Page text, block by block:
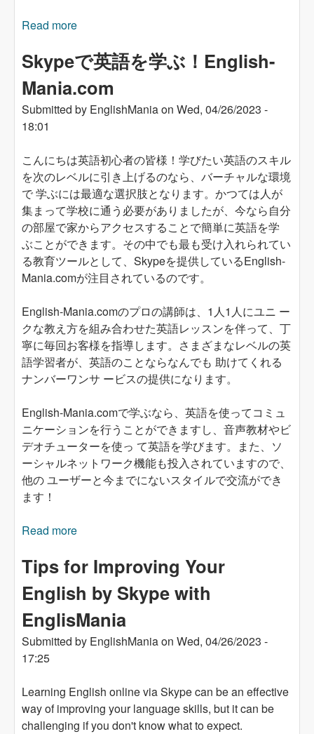
Read more
Skypeで英語を学ぶ！English-
Mania.com
Submitted by EnglishManiaon Wed, 04/26/2023 -
18:01
こんにちは英語初心者の皆様！学びたい英語のスキル
を次のレベルに引き上げるのなら、バーチャルな環境
で 学ぶには最適な選択肢となります。かつては人が
集まって学校に通う必要がありましたが、今なら自分
の部屋で家からアクセスすることで簡単に英語を学
ぶことができます。その中でも最も受け入れられてい
る教育ツールとして、Skypeを提供しているEnglish-
Mania.comが注目されているのです。
English-Mania.comのプロの講師は、1人1人にユニ ー
クな教え方を組み合わせた英語レッスンを伴って、丁
寧に毎回お客様を指導します。さまざまなレベルの英
語学習者が、英語のことならなんでも 助けてくれる
ナンバーワンサ ービスの提供になります。
English-Mania.comで学ぶなら、英語を使ってコミュ
ニケーションを行うことができますし、音声教材やビ
デオチューターを使っ て英語を学びます。また、ソ
ーシャルネットワーク機能も投入されていますので、
他の ユーザーと今までにないスタイルで交流ができ
ます！
Read more
Tips for Improving Your
English by Skype with
EnglisMania
Submitted by EnglishManiaon Wed, 04/26/2023 -
17:25
Learning English online via Skype can be an effective
way of improving your language skills, but it can be
challenging if you don't know what to expect.